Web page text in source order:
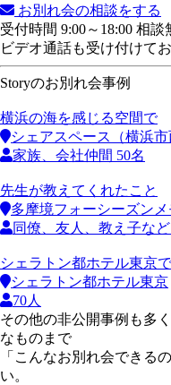
お別れ会の相談をする
受付時間 9:00～18:00 相談
ビデオ通話も受け付けて
Storyのお別れ会事例
横浜の海を感じる空間で
シェアスペース（横浜市
家族、会社仲間 50名
先生が教えてくれたこと
多摩境フォーシーズン
同僚、友人、教え子な
シェラトン都ホテル東京
シェラトン都ホテル東京
70人
その他の非公開事例も多
なものまで
「こんなお別れ会できる
い。